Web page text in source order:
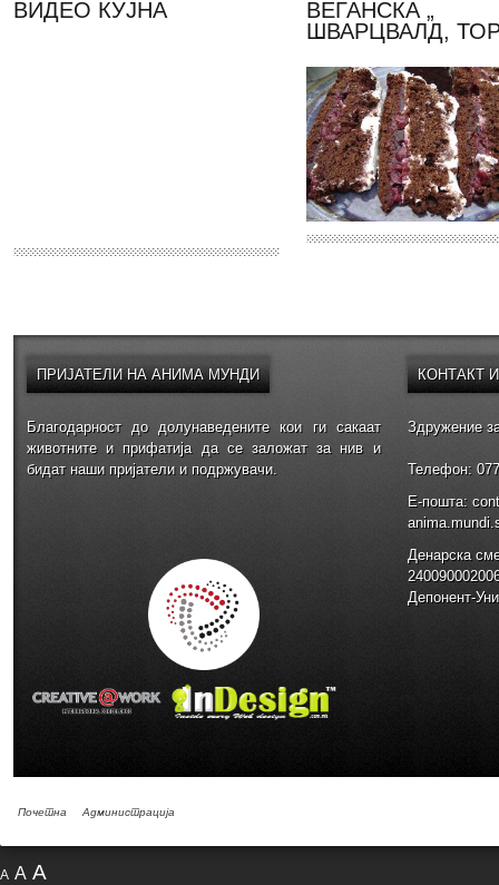
ВИДЕО КУЈНА
ВЕГАНСКА „
ШВАРЦВАЛД,
ПРИЈАТЕЛИНА АНИМА МУНДИ
Благодарност до долунаведените кои ги сакаат
животните и прифатија да се заложат за нив и
бидат наши пријатели и подржувачи.
КОНТАКТ
Здружение
Телефон:
E-пошта:
Денарска
Депонент-
Почетна Администрација
A A A